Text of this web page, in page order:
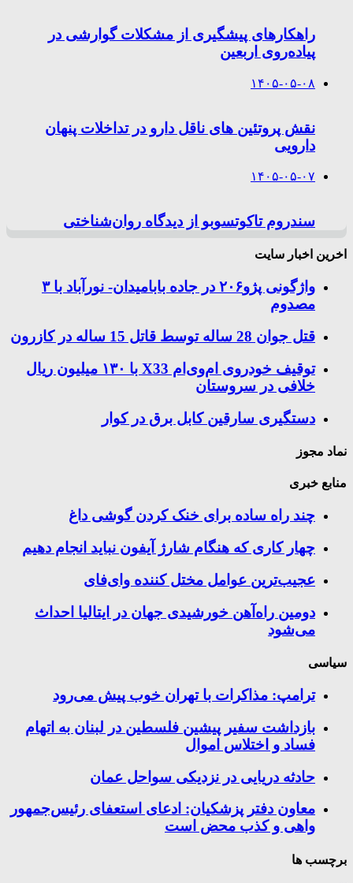
راهکارهای پیشگیری از مشکلات گوارشی در
پیاده‌روی اربعین
۱۴۰۵-۰۵-۰۸
نقش پروتئین های ناقل دارو در تداخلات پنهان
دارویی
۱۴۰۵-۰۵-۰۷
سندروم تاکوتسوبو از دیدگاه روان‌شناختی
اخرین اخبار سایت
واژگونی پژو۲۰۶ در جاده بابامیدان- نورآباد با ۳
مصدوم
قتل جوان 28 ساله توسط قاتل 15 ساله در کازرون
توقیف خودروی ام‌وی‌ام X33 با ۱۳۰ میلیون ریال
خلافی در سروستان
دستگیری سارقین کابل برق در کوار
نماد مجوز
منابع خبری
چند راه‌ ساده برای خنک کردن گوشی داغ
چهار کاری که هنگام شارژ آیفون نباید انجام دهیم
عجیب‌ترین عوامل مختل کننده وای‌فای
دومین راه‌آهن خورشیدی جهان در ایتالیا احداث
می‌شود
سیاسی
ترامپ: مذاکرات با تهران خوب پیش می‌رود
بازداشت سفیر پیشین فلسطین در لبنان به اتهام
فساد و اختلاس اموال
حادثه دریایی در نزدیکی سواحل عمان
معاون دفتر پزشکیان: ادعای استعفای رئیس‌جمهور
واهی و کذب محض است
برچسب ها